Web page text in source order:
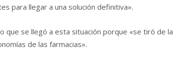
para llegar a una solución definitiva».
que se llegó a esta situación porque «se tiró de la
de las farmacias».